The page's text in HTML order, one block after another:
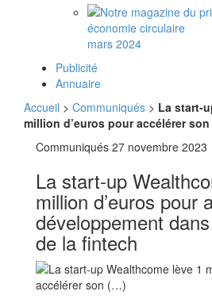
mars 2024
Publicité
Annuaire
Accueil > Communiqués > La start-
million d’euros pour accélérer
Communiqués 27 novembre 2023
La start-up
million d’euros pour
développement
de la fintech